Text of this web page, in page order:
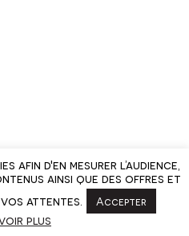
afin d'en mesurer l’audience,
ainsi que des offres et
attentes.
Accepter
plus